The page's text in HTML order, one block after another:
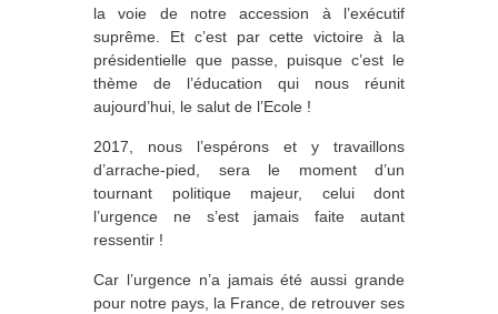
la voie de notre accession à l’exécutif
suprême. Et c’est par cette victoire à la
présidentielle que passe, puisque c’est le
thème de l’éducation qui nous réunit
aujourd’hui, le salut de l’Ecole !
2017, nous l’espérons et y travaillons
d’arrache-pied, sera le moment d’un
tournant politique majeur, celui dont
l’urgence ne s’est jamais faite autant
ressentir !
Car l’urgence n’a jamais été aussi grande
pour notre pays, la France, de retrouver ses